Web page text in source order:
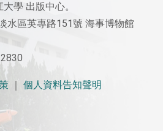
學 出版中心。
水區英專路151號 海事博物館
個人資料告知聲明